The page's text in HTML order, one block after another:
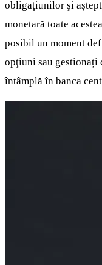
obligaţiunilor şi
monetară toate
posibil un moment
opţiuni sau gestionați
întâmplă în banca